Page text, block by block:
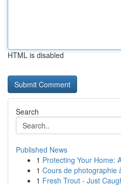
HTML is disabled
Search
Published News
1 Protecting Your Home:
1 Cours de photographie
1 Fresh Trout - Just